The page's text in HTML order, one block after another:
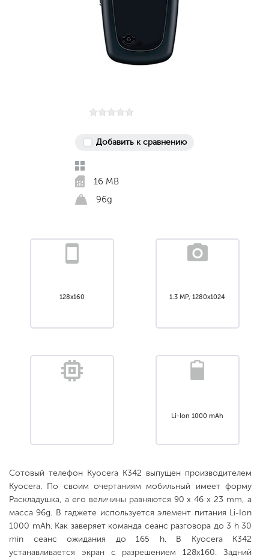
Добавить к сравнению
16 MB
96g
128x160 1.3 MP, 1280x1024
Li-Ion 1000 mAh
Сотовый телефон Kyocera K342 выпущен производителем
Kyocera. По своим очертаниям мобильный имеет форму
Раскладушка, а его величины равняются 90 x 46 x 23 mm, а
масса 96g. В гаджете используется элемент питания Li-Ion
1000 mAh. Как заверяет команда сеанс разговора до 3 h 30
min сеанс ожидания до 165 h. В Kyocera K342
устанавливается экран с разрешением 128x160. Задний